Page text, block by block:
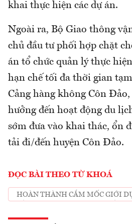
khai thực hiện các dự án.
Ngoài ra, Bộ Giao thông
chủ đầu tư phối hợp chặt
án tổ chức quản lý thực
hạn chế tối đa thời gian
Cảng hàng không Côn
hưởng đến hoạt động du
sớm đưa vào khai thác, ổn
tải đi/đến huyện Côn Đảo.
ĐỌC BÀI THEO TỪ KHOÁ
HOÀN THÀNH CẮM MỐC GIỚI